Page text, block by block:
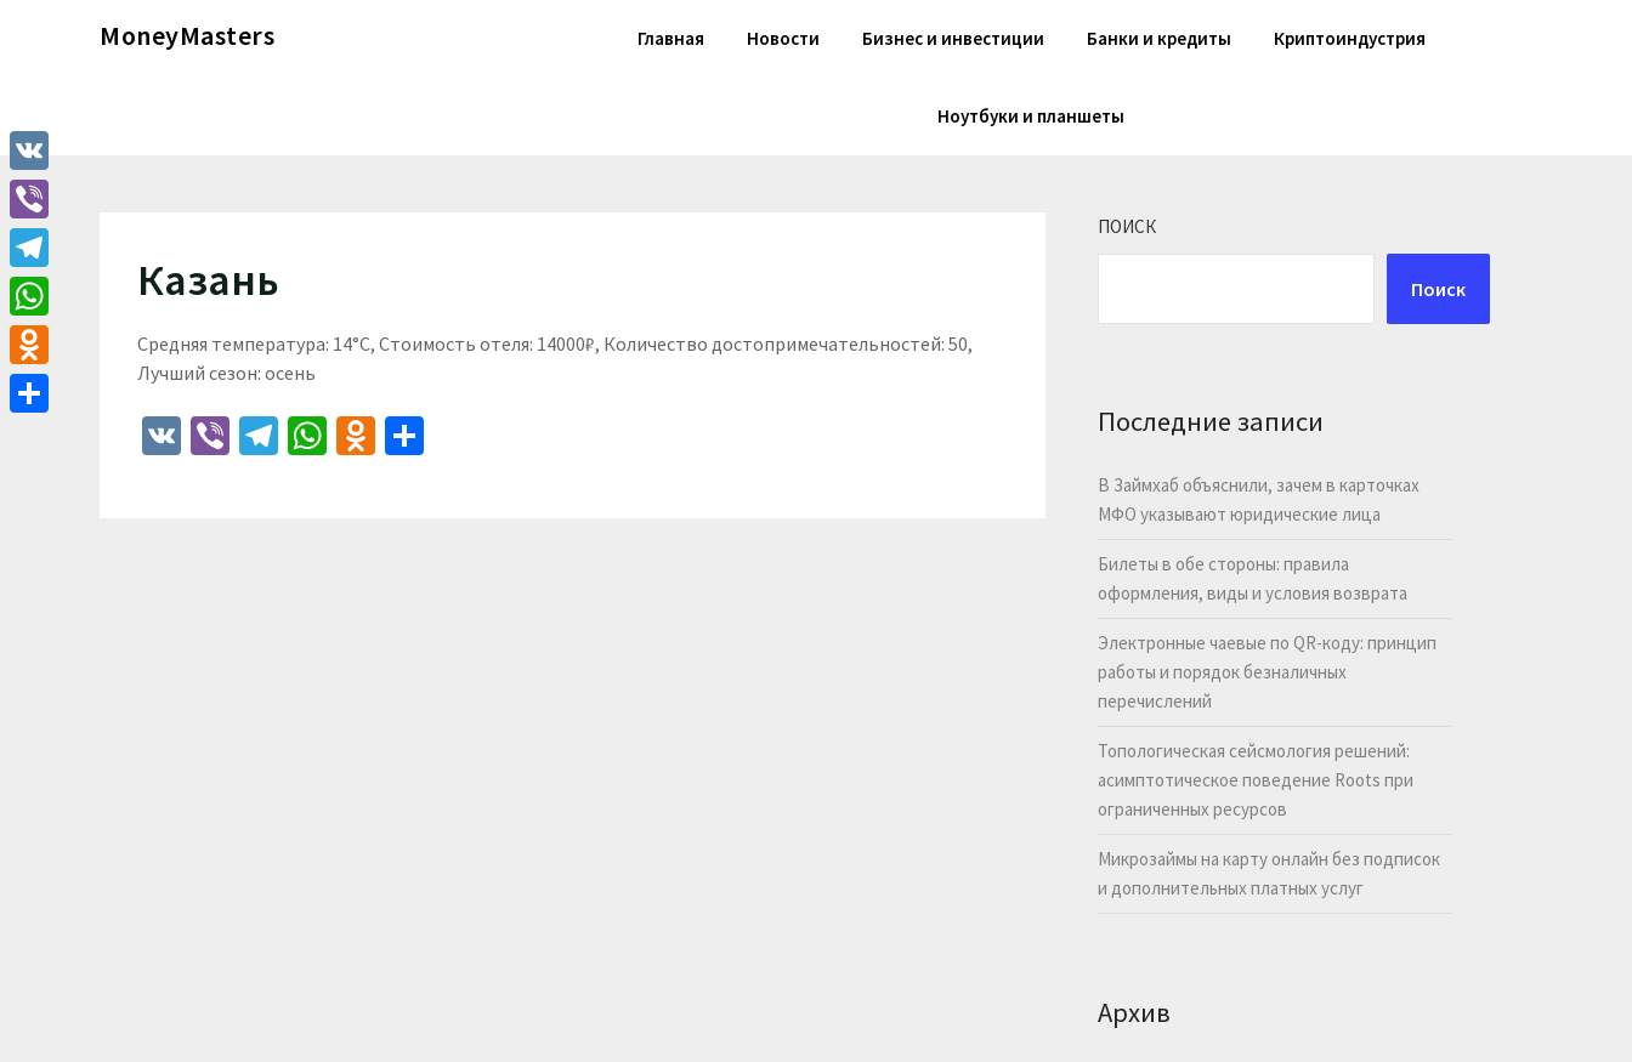
MoneyMasters Главная Новости Бизнес и инвестиции Банки и кредиты Криптоиндустрия
Ноутбуки и планшеты
Казань
Средняя температура: 14°C, Стоимость отеля: 14000₽, Количество достопримечательностей: 50,
Лучший сезон: осень
VK ViberTelegram
WhatsApp
Odnoklassniki
ПОИСК
Поиск
Последние записи
В Займхаб объяснили, зачем в карточках
МФО указывают юридические лица
Билеты в обе стороны: правила
оформления, виды и условия возврата
Электронные чаевые по QR-коду: принцип
работы и порядок безналичных
перечислений
Топологическая сейсмология решений:
асимптотическое поведение Roots при
ограниченных ресурсов
Микрозаймы на карту онлайн без подписок
и дополнительных платных услуг
Архив
VK
Viber
Telegram
WhatsApp
Odnoklassniki